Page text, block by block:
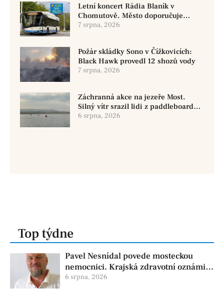
Letní koncert Rádia Blaník v
Chomutově. Město doporučuje
využít MHD
7 srpna, 2026
Požár skládky Sono v Čížkovicích:
Black Hawk provedl 12 shozů vody
7 srpna, 2026
Záchranná akce na jezeře Most.
Silný vítr srazil lidi z paddleboardů,
dvě osoby se pohřešují
6 srpna, 2026
Top týdne
Pavel Nesnídal povede mosteckou
nemocnici. Krajská zdravotní oznámila
změnu ve vedení
6 srpna, 2026